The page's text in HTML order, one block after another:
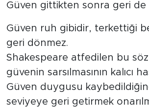
Güven gittikten sonra geri
Güven ruh gibidir, terkettiği
geri dönmez.
Shakespeare atfedilen bu
güvenin sarsılmasının kalıcı
Güven duygusu
seviyeye geri getirmek
Politika